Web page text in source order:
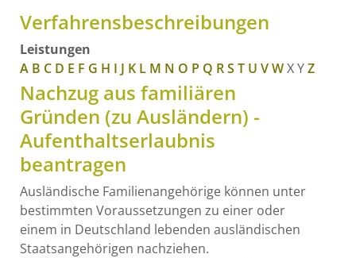
Verfahrensbeschreibungen
Leistungen
A B C D E F G H I J K L M N O P Q RS T U VWXYZ
Nachzug aus familiären
Gründen (zu Ausländern) -
Aufenthaltserlaubnis
beantragen
Ausländische Familienangehörige können unter
bestimmten Voraussetzungen zu einer oder
einem in Deutschland lebenden ausländischen
Staatsangehörigen nachziehen.